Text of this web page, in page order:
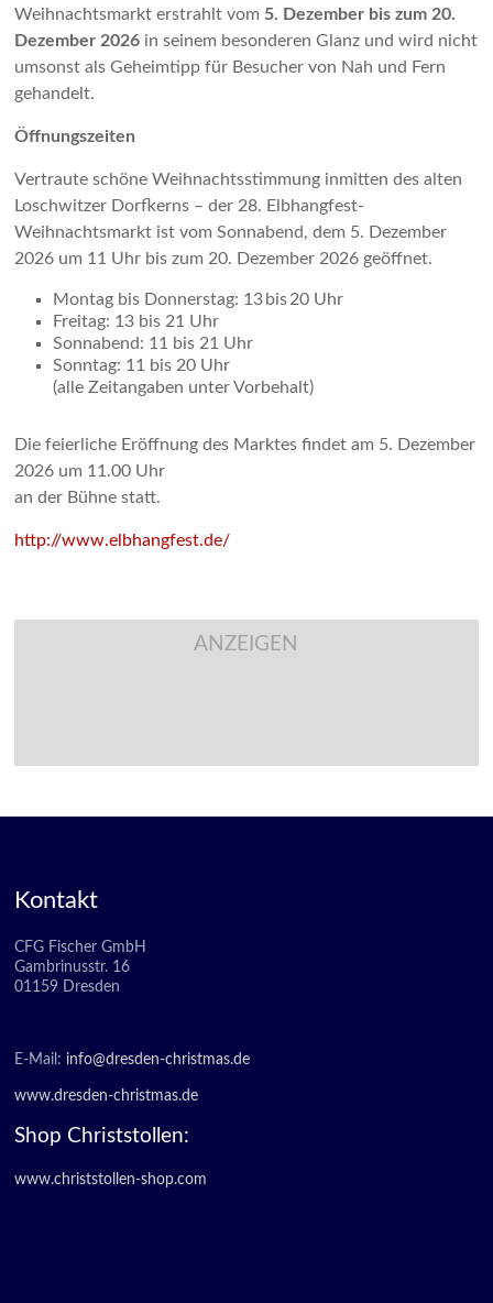
Weihnachtsmarkt erstrahlt vom 5. Dezember bis zum 20.
Dezember 2026 in seinem besonderen Glanz und wird nicht
umsonst als Geheimtipp für Besucher von Nah und Fern
gehandelt.
Öffnungszeiten
Vertraute schöne Weihnachtsstimmung inmitten des alten
Loschwitzer Dorfkerns – der 28. Elbhangfest-
Weihnachtsmarkt ist vom Sonnabend, dem 5. Dezember
2026 um 11 Uhr bis zum 20. Dezember 2026 geöffnet.
Montag bis Donnerstag: 13 bis 20 Uhr
Freitag: 13 bis 21 Uhr
Sonnabend: 11 bis 21 Uhr
Sonntag: 11 bis 20 Uhr
(alle Zeitangaben unter Vorbehalt)
Die feierliche Eröffnung des Marktes findet am 5. Dezember
2026 um 11.00 Uhr
an der Bühne statt.
http://www.elbhangfest.de/
ANZEIGEN
Kontakt
CFG Fischer GmbH
Gambrinusstr. 16
01159 Dresden
E-Mail: info@dresden-christmas.de
www.dresden-christmas.de
Shop Christstollen:
www.christstollen-shop.com